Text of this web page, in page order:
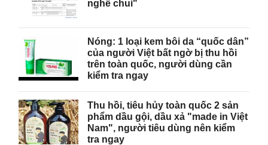
nghề chui"
Nóng: 1 loại kem bôi da “quốc dân”
của người Việt bất ngờ bị thu hồi
trên toàn quốc, người dùng cần
kiểm tra ngay
Thu hồi, tiêu hủy toàn quốc 2 sản
phẩm dầu gội, dầu xả "made in Việt
Nam", người tiêu dùng nên kiểm
tra ngay